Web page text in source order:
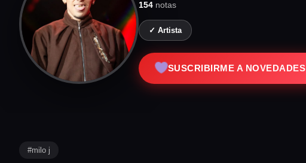
154 notas
✓ Artista
SUSCRIBIRME A NOVEDADES
#milo j